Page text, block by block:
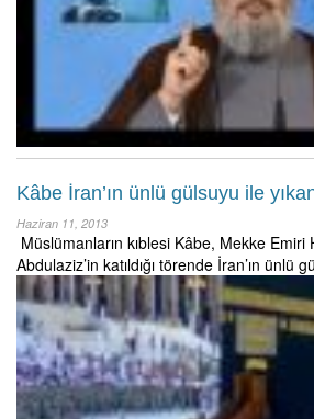
Kâbe İran’ın ünlü gülsuyu ile
Haziran 11, 2013
Müslümanların kıblesi Kâbe, Mekke Emiri
Abdulaziz’in katıldığı törende İran’ın ünlü